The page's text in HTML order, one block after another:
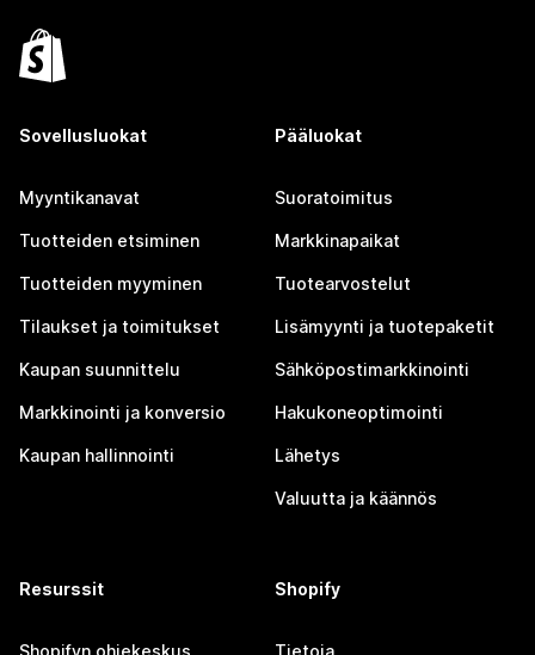
Sovellusluokat
Myyntikanavat
Tuotteiden etsiminen
Tuotteiden myyminen
Tilaukset ja toimitukset
Kaupan suunnittelu
Markkinointi ja konversio
Kaupan hallinnointi
Pääluokat
Suoratoimitus
Markkinapaikat
Tuotearvostelut
Lisämyynti ja tuotepaketit
Sähköpostimarkkinointi
Hakukoneoptimointi
Lähetys
Valuutta ja käännös
Resurssit Shopify